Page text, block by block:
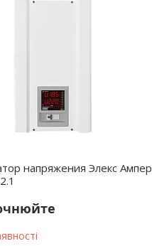
напряжения Элекс Ампер